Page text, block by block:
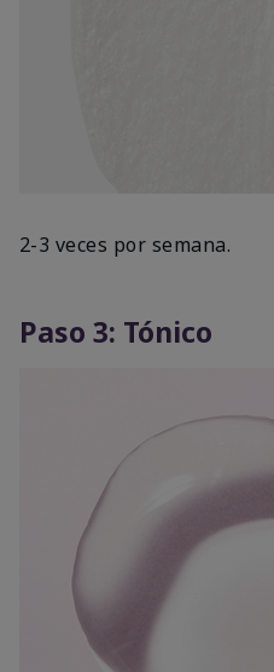
2-3 veces por semana.
Paso 3: Tónico